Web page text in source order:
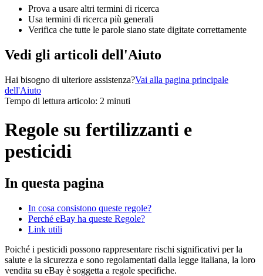
Prova a usare altri termini di ricerca
Usa termini di ricerca più generali
Verifica che tutte le parole siano state digitate correttamente
Vedi gli articoli dell'Aiuto
Hai bisogno di ulteriore assistenza?Vai alla pagina principale
dell'Aiuto
Tempo di lettura articolo: 2 minuti
Regole su fertilizzanti e
pesticidi
In questa pagina
In cosa consistono queste regole?
Perché eBay ha queste Regole?
Link utili
Poiché i pesticidi possono rappresentare rischi significativi per la
salute e la sicurezza e sono regolamentati dalla legge italiana, la loro
vendita su eBay è soggetta a regole specifiche.